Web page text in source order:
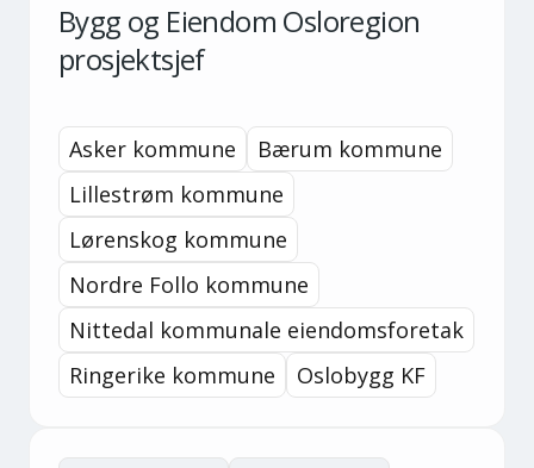
Bygg og Eiendom Osloregion
prosjektsjef
Asker kommune
Bærum kommune
Lillestrøm kommune
Lørenskog kommune
Nordre Follo kommune
Nittedal kommunale eiendomsforetak
Ringerike kommune
Oslobygg KF